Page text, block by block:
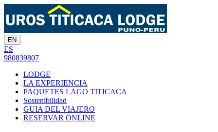
EN
ES
980839807
LODGE
LA EXPERIENCIA
PAQUETES LAGO TITICACA
Sostenibilidad
GUIA DEL VIAJERO
RESERVAR ONLINE